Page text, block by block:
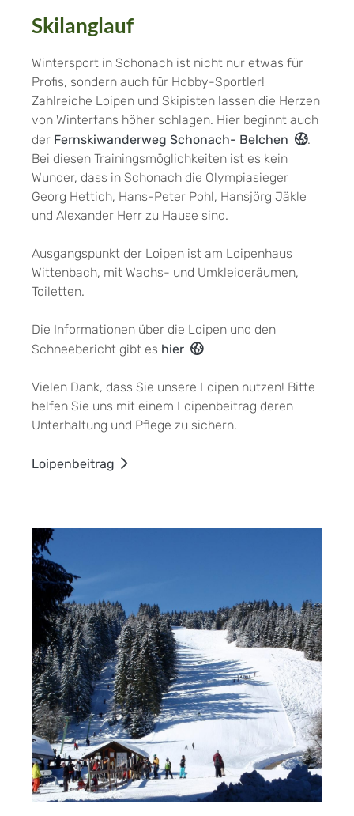
Skilanglauf
Wintersport in Schonach ist nicht nur etwas für
Profis, sondern auch für Hobby-Sportler!
Zahlreiche Loipen und Skipisten lassen die Herzen
von Winterfans höher schlagen. Hier beginnt auch
der Fernskiwanderweg Schonach- Belchen
.
Bei diesen Trainingsmöglichkeiten ist es kein
Wunder, dass in Schonach die Olympiasieger
Georg Hettich, Hans-Peter Pohl, Hansjörg Jäkle
und Alexander Herr zu Hause sind.
Ausgangspunkt der Loipen ist am Loipenhaus
Wittenbach, mit Wachs- und Umkleideräumen,
Toiletten.
Die Informationen über die Loipen und den
Schneebericht gibt es hier
Vielen Dank, dass Sie unsere Loipen nutzen! Bitte
helfen Sie uns mit einem Loipenbeitrag deren
Unterhaltung und Pflege zu sichern.
Loipenbeitrag